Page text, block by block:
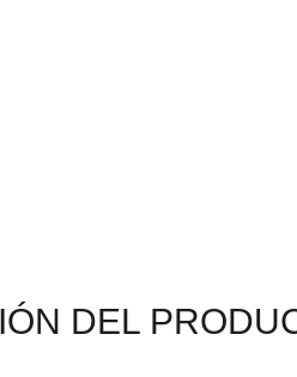
DEL